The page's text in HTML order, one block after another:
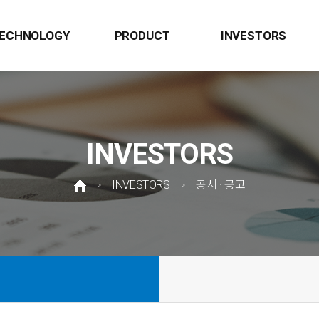
PRODUCT INVESTORS
INVESTORS
> INVESTORS > 공시 · 공고